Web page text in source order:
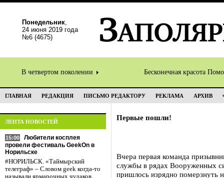
Понедельник,
24 июня 2019 года
№6 (4675)
В четвертом поколении Бесконечная красота
ГЛАВНАЯ РЕДАКЦИЯ ПИСЬМО РЕДАКТОРУ РЕКЛАМА АРХИВ
ЛЕНТА НОВОСТЕЙ
15:00
Любители косплея
провели фестиваль GeekOn в
Норильске
#НОРИЛЬСК. «Таймырский
телеграф» – Словом geek когда-то
называли ярмарочных чудаков,
Первые пошли!
Вчера первая команда
службы в рядах Вооруженных
пришлось изрядно померзнуть